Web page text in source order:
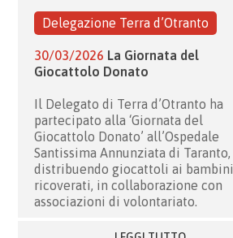
Delegazione Terra d’Otranto
30/03/2026 La Giornata del
Giocattolo Donato
Il Delegato di Terra d’Otranto ha
partecipato alla ‘Giornata del
Giocattolo Donato’ all’Ospedale
Santissima Annunziata di Taranto,
distribuendo giocattoli ai bambini
ricoverati, in collaborazione con
associazioni di volontariato.